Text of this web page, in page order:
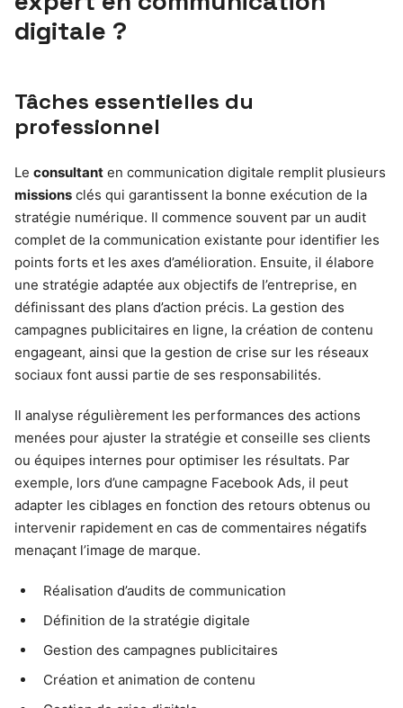
digitale ?
Tâches essentielles du
professionnel
Le consultant en communication digitale remplit plusieurs
missions clés qui garantissent la bonne exécution de la
stratégie numérique. Il commence souvent par un audit
complet de la communication existante pour identifier les
points forts et les axes d’amélioration. Ensuite, il élabore
une stratégie adaptée aux objectifs de l’entreprise, en
définissant des plans d’action précis. La gestion des
campagnes publicitaires en ligne, la création de contenu
engageant, ainsi que la gestion de crise sur les réseaux
sociaux font aussi partie de ses responsabilités.
Il analyse régulièrement les performances des actions
menées pour ajuster la stratégie et conseille ses clients
ou équipes internes pour optimiser les résultats. Par
exemple, lors d’une campagne Facebook Ads, il peut
adapter les ciblages en fonction des retours obtenus ou
intervenir rapidement en cas de commentaires négatifs
menaçant l’image de marque.
Réalisation d’audits de communication
Définition de la stratégie digitale
Gestion des campagnes publicitaires
Création et animation de contenu